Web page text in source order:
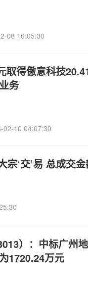
08 16:05:30
取得傲意科技
务
02-10 04:07:30
宗‘交’易 总成交
）：中标广州
1720.24万元